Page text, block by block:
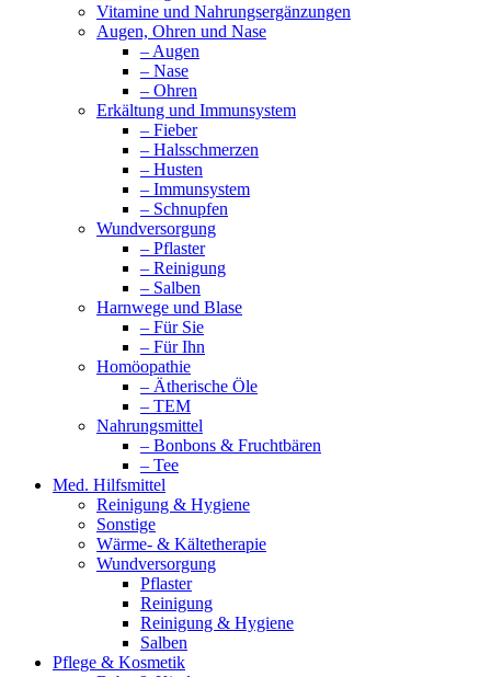
Vitamine und Nahrungsergänzungen
Augen, Ohren und Nase
– Augen
– Nase
– Ohren
Erkältung und Immunsystem
– Fieber
– Halsschmerzen
– Husten
– Immunsystem
– Schnupfen
Wundversorgung
– Pflaster
– Reinigung
– Salben
Harnwege und Blase
– Für Sie
– Für Ihn
Homöopathie
– Ätherische Öle
– TEM
Nahrungsmittel
– Bonbons & Fruchtbären
– Tee
Med. Hilfsmittel
Reinigung & Hygiene
Sonstige
Wärme- & Kältetherapie
Wundversorgung
Pflaster
Reinigung
Reinigung & Hygiene
Salben
Pflege & Kosmetik